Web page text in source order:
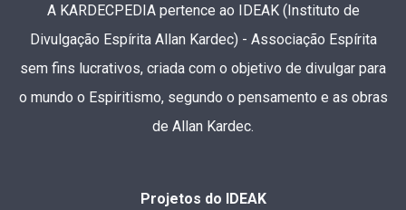
A KARDECPEDIA pertence ao IDEAK (Instituto de
Divulgação Espírita Allan Kardec) - Associação Espírita
sem fins lucrativos, criada com o objetivo de divulgar para
o mundo o Espiritismo, segundo o pensamento e as obras
de Allan Kardec.
Projetos do IDEAK